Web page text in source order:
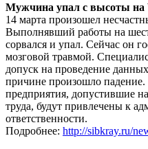
Мужчина упал с высоты на
14 марта произошел
Выполнявший работы на
сорвался и упал. Сейчас он
мозговой травмой.
допуск на проведение
причине произошло
предприятия, допустившие
труда, будут привлечены к
ответственности.
Подробнее: http://sibkray.ru/